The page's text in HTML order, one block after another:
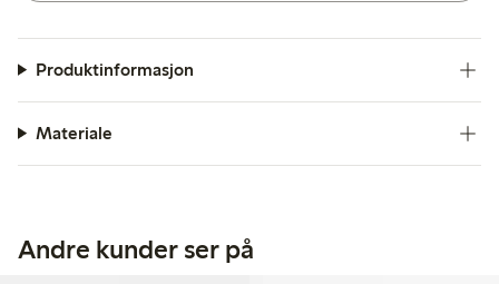
Produktinformasjon
Materiale
Andre kunder ser på